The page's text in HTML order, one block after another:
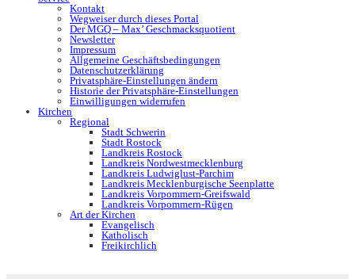
Kontakt
Wegweiser durch dieses Portal
Der MGQ – Max’ Geschmacksquotient
Newsletter
Impressum
Allgemeine Geschäftsbedingungen
Datenschutzerklärung
Privatsphäre-Einstellungen ändern
Historie der Privatsphäre-Einstellungen
Einwilligungen widerrufen
Kirchen
Regional
Stadt Schwerin
Stadt Rostock
Landkreis Rostock
Landkreis Nordwestmecklenburg
Landkreis Ludwiglust-Parchim
Landkreis Mecklenburgische Seenplatte
Landkreis Vorpommern-Greifswald
Landkreis Vorpommern-Rügen
Art der Kirchen
Evangelisch
Katholisch
Freikirchlich